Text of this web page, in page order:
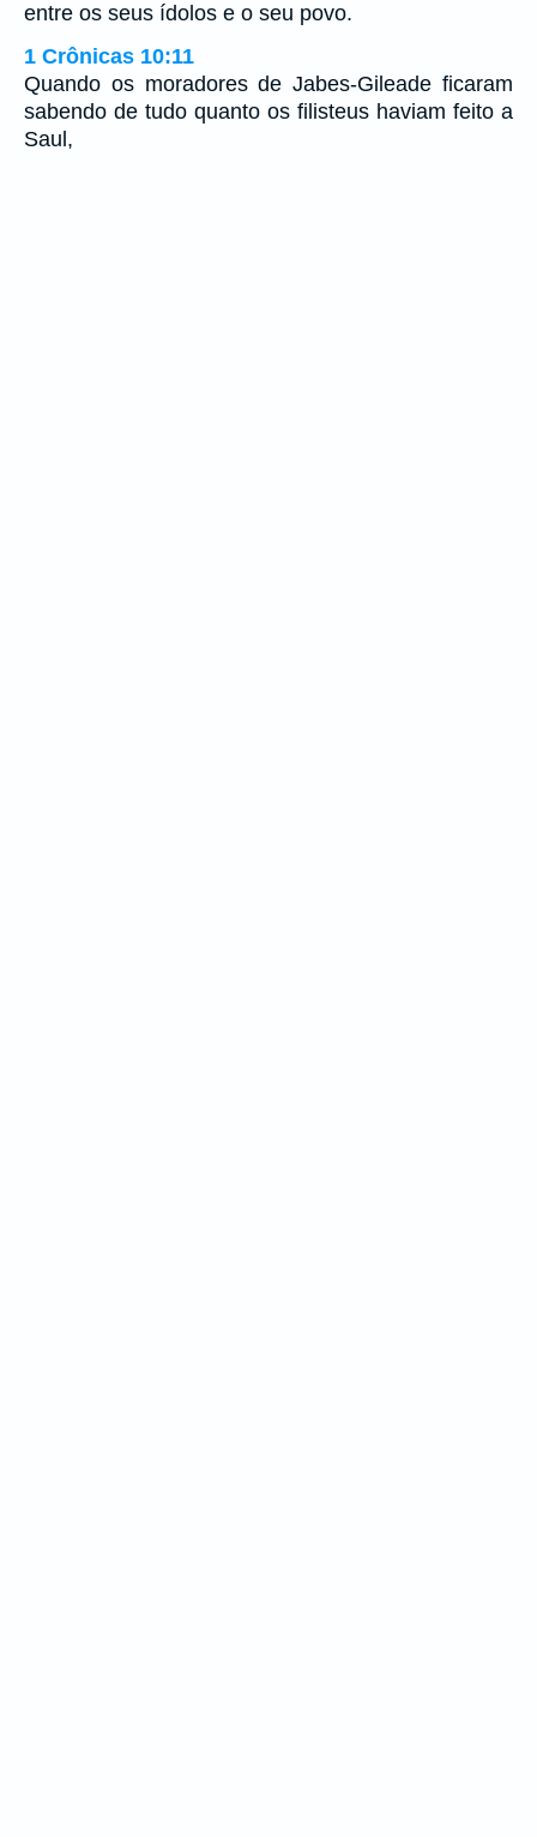
entre os seus ídolos e o seu povo.
1 Crônicas 10:11
Quando os moradores de Jabes-Gileade ficaram
sabendo de tudo quanto os filisteus haviam feito a
Saul,